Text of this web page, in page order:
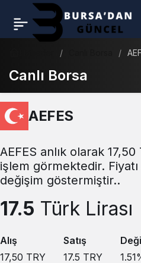
Canlı Borsa
AEFES
AEFES anlık olarak
işlem görmektedir.
değişim göstermiştir..
17.5 Türk Lirası
Alış
17,50 TRY
Satış
17.5 TRY
1.51